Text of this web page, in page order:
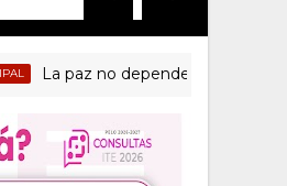
paz no depende solo de las